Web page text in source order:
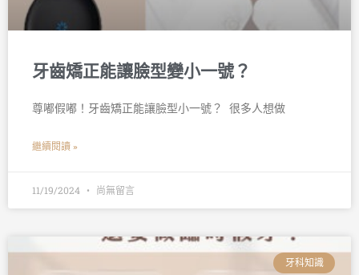
牙齒矯正能讓臉型變小一號？
尊嘟假嘟！牙齒矯正能讓臉型小一號？ 󠀠 很多人想做
繼續閱讀 »
11/19/2024 尚無留言
牙科知識